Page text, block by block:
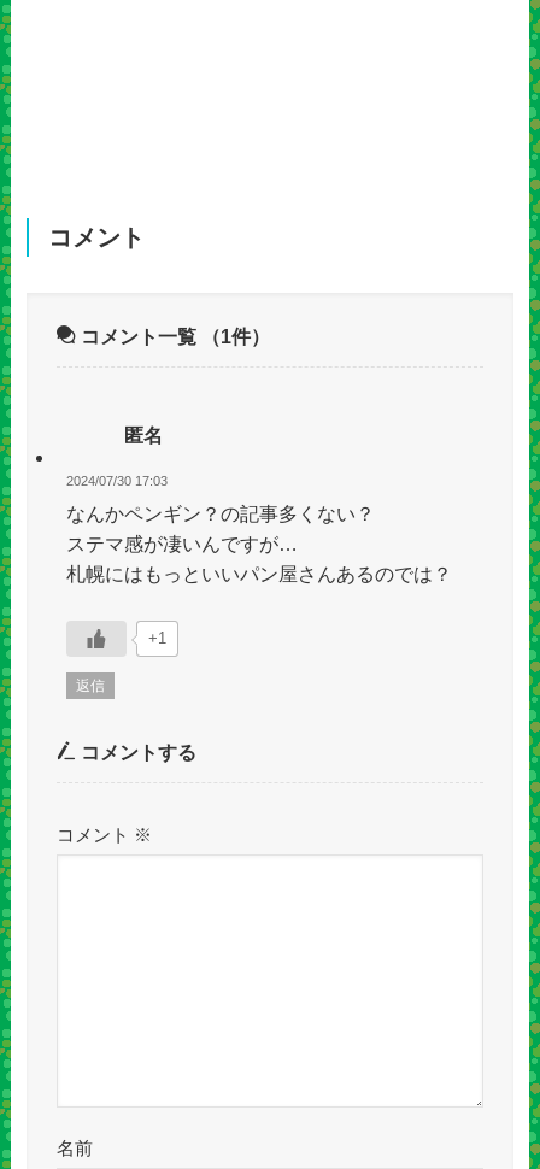
コメント
コメント一覧 （1件）
匿名
2024/07/30 17:03
なんかペンギン？の記事多くない？
ステマ感が凄いんですが…
札幌にはもっといいパン屋さんあるのでは？
+1
返信
コメントする
コメント ※
名前